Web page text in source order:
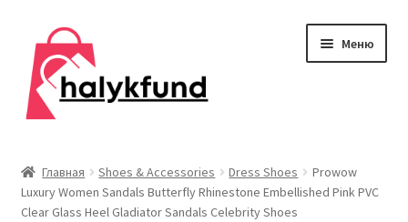
Перейти
навигации
Перейти
содержимому
Меню
меню
Главная
Главная Shoes & Accessories Dress Shoes
Prowow
Luxury Women Sandals Butterfly Rhinestone Embellished Pink PVC
Clear Glass Heel Gladiator Sandals Celebrity Shoes